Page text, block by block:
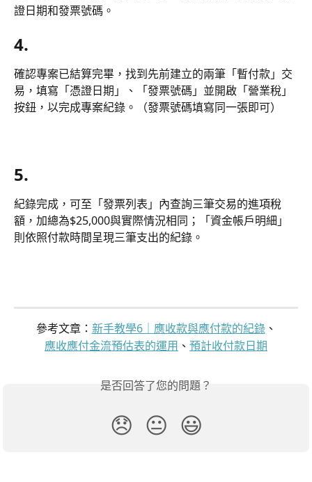
證日期和發票號碼。
4.
確認專案已結算完畢，找到先前建立的兩筆「暫付款」交
易，填寫「憑證日期」、「發票號碼」並開啟「營業稅」
按鈕，以完成專案紀錄。（發票號碼填寫同一張即可）
5.
紀錄完成，可至「發票列表」內查詢三筆交易的進項稅
額，加總為$25,000與實際情況相同；「資金帳戶明細」
則依照付款時間呈現三筆支出的紀錄。
參考文章： 新手教學6｜應收款與應付款的紀錄、
應收應付金流預估表的運用 、 預計收付款日期
是否回答了您的問題？
😞 😐 😃